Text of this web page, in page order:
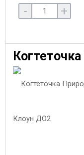
- +